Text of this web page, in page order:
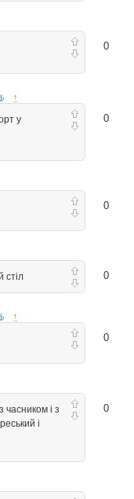
0
↑
0
у
0
0
стіл
↑
0
0
і з
і